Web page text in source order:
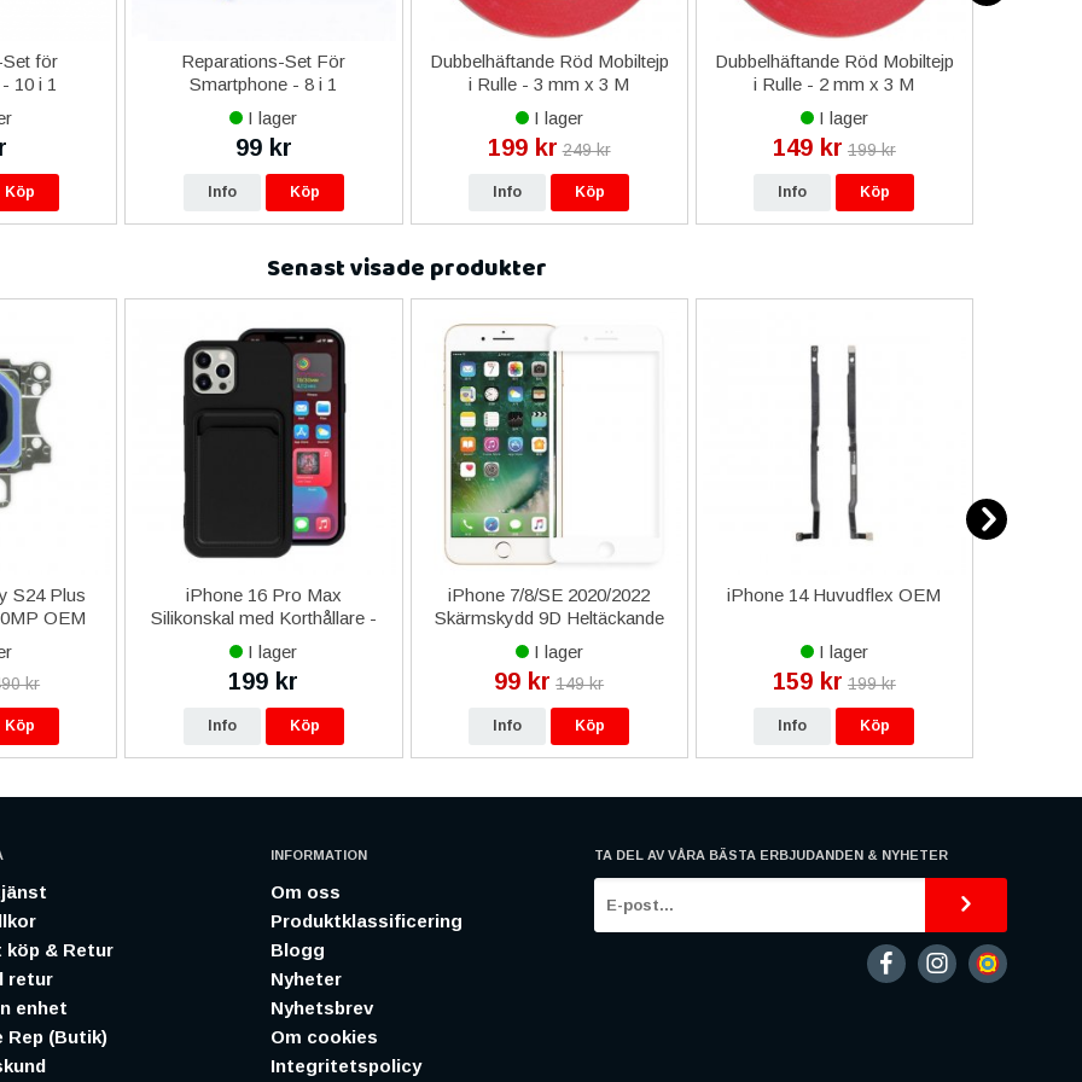
Set för
10 i 1
Köp
Reparations-Set För
Smartphone - 8 i 1
I lager
99 kr
Info Köp
Dubbelhäftande Röd Mobiltejp
i Rulle - 3 mm x 3 M
I lager
199 kr 249 kr
Info Köp
Dubbelhäftande Röd Mobiltejp
i Rulle - 2 mm x 3 M
I lager
149 kr 199 kr
Info Köp
Senast visade produkter
S24 Plus
OEM
kr
Köp
iPhone 16 Pro Max
Silikonskal med Korthållare -
Svart
I lager
199 kr
Info Köp
iPhone 7/8/SE 2020/2022
Skärmskydd 9D Heltäckande
- Vit
I lager
99 kr 149 kr
Info Köp
iPhone 14 Huvudflex OEM
I lager
159 kr 199 kr
Info Köp
köp & Retur
retur
enhet
Rep (Butik)
INFORMATION
Om oss
Produktklassificering
Blogg
Nyheter
Nyhetsbrev
Om cookies
Integritetspolicy
TA DEL AV VÅRA BÄSTA ERBJUDANDEN & NYHETER